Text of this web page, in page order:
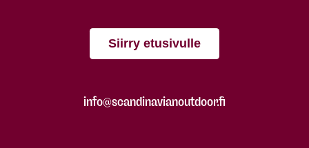
Siirry etusivulle
info@scandinavianoutdoor.fi